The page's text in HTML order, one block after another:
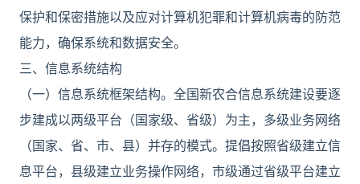
保护和保密措施以及应对计算机犯罪和计算机病毒的防范
能力，确保系统和数据安全。
三、信息系统结构
（一）信息系统框架结构。全国新农合信息系统建设要逐
步建成以两级平台（国家级、省级）为主，多级业务网络
（国家、省、市、县）并存的模式。提倡按照省级建立信
息平台，县级建立业务操作网络，市级通过省级平台建立